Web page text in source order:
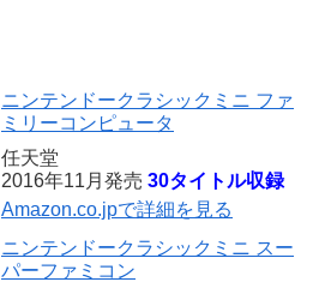
ニンテンドークラシックミニ ファ
ミリーコンピュータ
任天堂
2016年11月発売 30タイトル収録
Amazon.co.jpで詳細を見る
ニンテンドークラシックミニ スー
パーファミコン